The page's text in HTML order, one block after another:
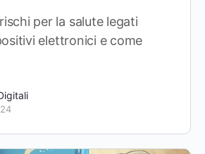
per la salute legati
elettronici e come